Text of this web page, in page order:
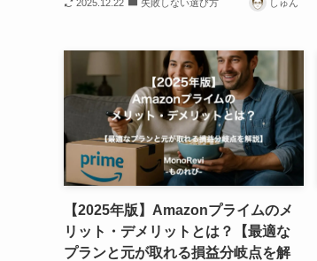
2025.12.22 失敗しない選び方 しゅん
【2025年版】Amazonプライムのメ
リット・デメリットとは？【最適な
プランと元が取れる損益分岐点を解